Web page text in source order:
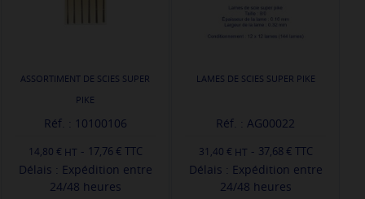
ASSORTIMENT DE SCIES SUPER
PIKE
Réf. : 10100106
14,80 € - 17,76 € TTC
Délais : Expédition entre
24/48 heures
LAMES DE SCIES SUPER PIKE
Réf. : AG00022
31,40 € - 37,68 € TTC
Délais : Expédition entre
24/48 heures